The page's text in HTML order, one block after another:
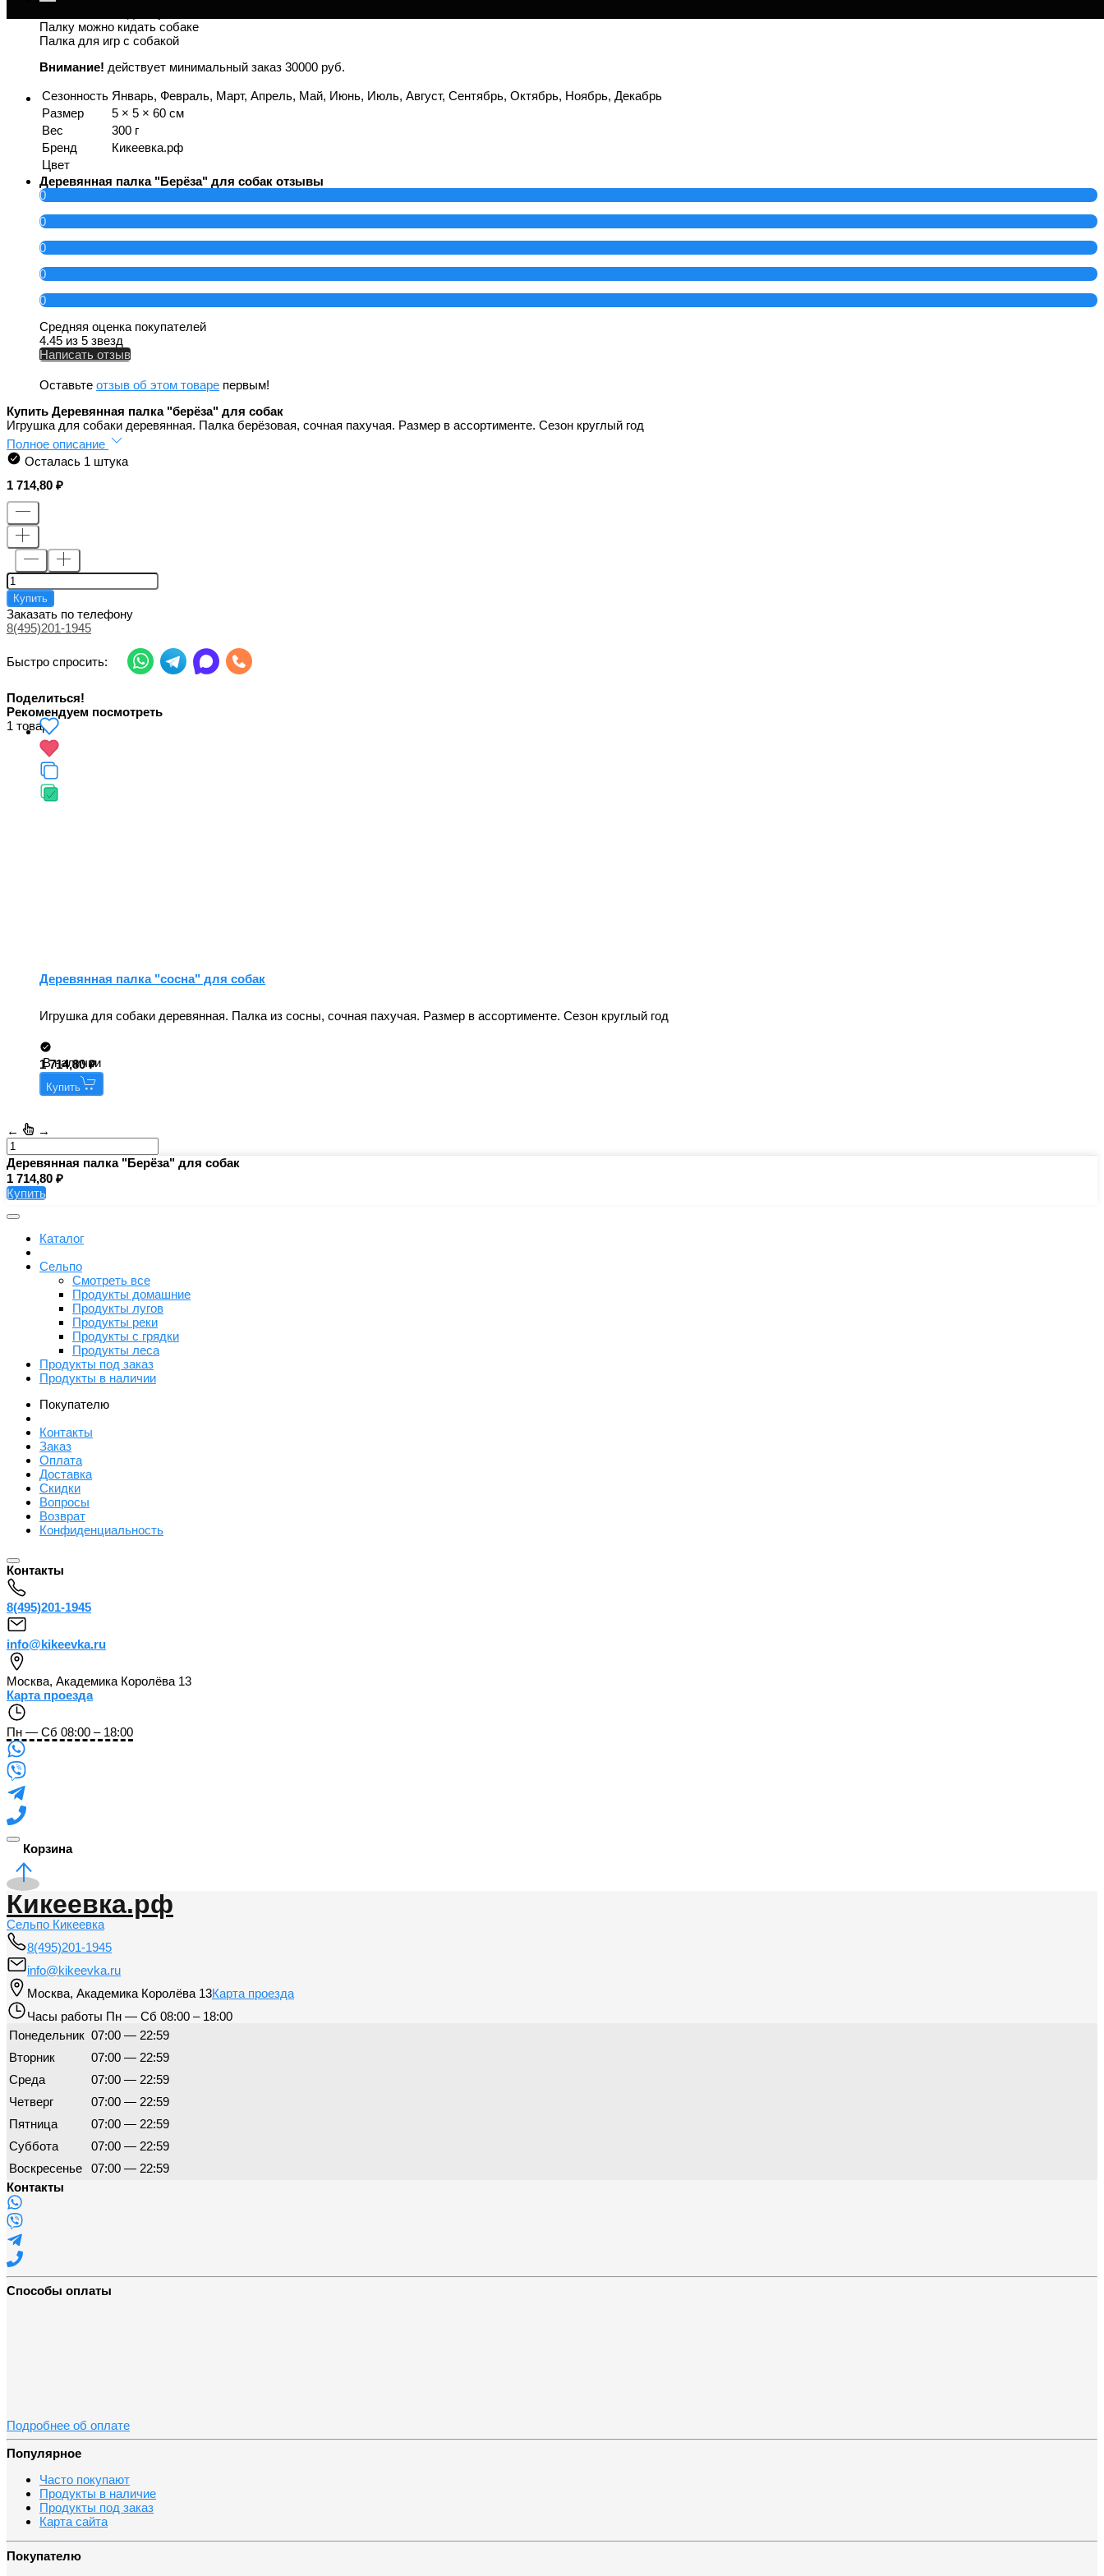
Палку можно кидать собаке
Палка для игр с собакой
Внимание! действует минимальный заказ 30000 руб.
Сезонность Январь, Февраль, Март, Апрель, Май, Июнь, Июль, Август, Сентябрь, Октябрь, Ноябрь, Декабрь
Размер
5 × 5 × 60 см
Вес
300 г
Бренд
Кикеевка.рф
Цвет
Деревянная палка "Берёза" для собак отзывы
0
0
0
0
0
Средняя оценка покупателей
4.45 из 5 звезд
Написать отзыв
Оставьте отзыв об этом товаре первым!
Купить Деревянная палка "берёза" для собак
Игрушка для собаки деревянная. Палка берёзовая, сочная пахучая. Размер в ассортименте. Сезон круглый год
Полное описание
Осталась 1 штука
1 714,80
Купить
Заказать по телефону
8(495)201-1945
Быстро спросить:
Поделиться!
Рекомендуем посмотреть
1 товар
Деревянная палка "сосна" для собак
Игрушка для собаки деревянная. Палка из сосны, сочная пахучая. Размер в ассортименте. Сезон круглый год
В наличии
1 714,80
Купить
← →
Деревянная палка "Берёза" для собак
1 714,80
Купить
Каталог
Сельпо
Смотреть все
Продукты домашние
Продукты лугов
Продукты реки
Продукты с грядки
Продукты леса
Продукты под заказ
Продукты в наличии
Покупателю
Контакты
Заказ
Оплата
Доставка
Скидки
Вопросы
Возврат
Конфиденциальность
Контакты
8(495)201-1945
info@kikeevka.ru
Москва, Академика Королёва 13
Карта проезда
Пн — Сб 08:00 – 18:00
Корзина
Кикеевка.рф
Сельпо Кикеевка
8(495)201-1945
info@kikeevka.ru
Москва, Академика Королёва 13Карта проезда
Часы работы Пн — Сб 08:00 – 18:00
Понедельник 07:00 — 22:59
Вторник
07:00 — 22:59
Среда
07:00 — 22:59
Четверг
07:00 — 22:59
Пятница
07:00 — 22:59
Суббота
07:00 — 22:59
Воскресенье
07:00 — 22:59
Контакты
Способы оплаты
Подробнее об оплате
Популярное
Часто покупают
Продукты в наличие
Продукты под заказ
Карта сайта
Покупателю